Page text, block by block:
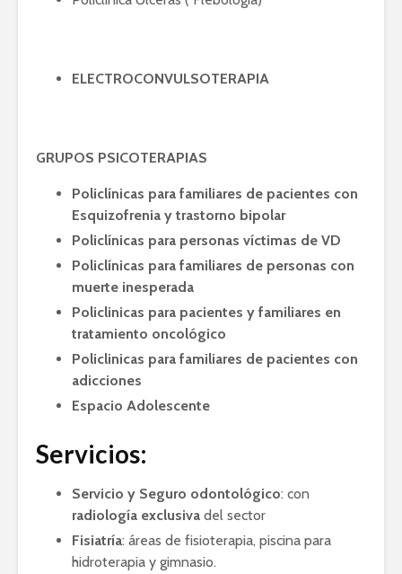
ELECTROCONVULSOTERAPIA
GRUPOS PSICOTERAPIAS
Policlínicas para familiares de pacientes con
Esquizofrenia y trastorno bipolar
Policlínicas para personas víctimas de VD
Policlínicas para familiares de personas con
muerte inesperada
Policlinicas para pacientes y familiares en
tratamiento oncológico
Policlinicas para familiares de pacientes con
adicciones
Espacio Adolescente
Servicios:
Servicio y Seguro odontológico: con
radiología exclusiva del sector
Fisiatría: áreas de fisioterapia, piscina para
hidroterapia y gimnasio.